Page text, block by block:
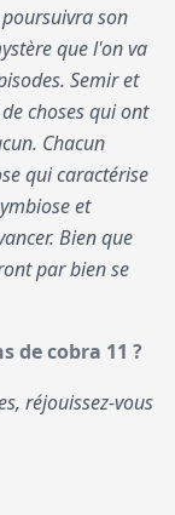
son
que l'on va
Semir et
choses qui ont
Chacun
qui caractérise
et
Bien que
par bien se
de cobra 11 ?
réjouissez-vous